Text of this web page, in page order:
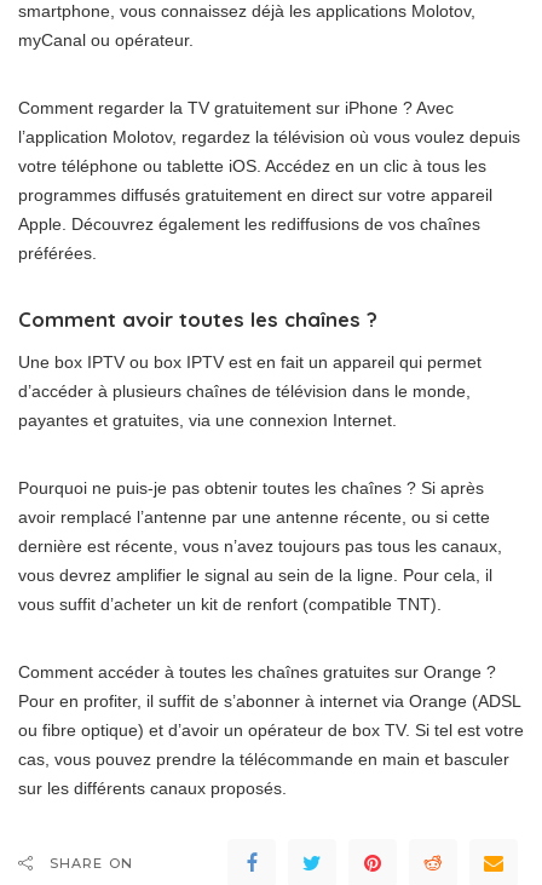
smartphone, vous connaissez déjà les applications Molotov,
myCanal ou opérateur.
Comment regarder la TV gratuitement sur iPhone ? Avec
l’application Molotov, regardez la télévision où vous voulez depuis
votre téléphone ou tablette iOS. Accédez en un clic à tous les
programmes diffusés gratuitement en direct sur votre appareil
Apple. Découvrez également les rediffusions de vos chaînes
préférées.
Comment avoir toutes les chaînes ?
Une box IPTV ou box IPTV est en fait un appareil qui permet
d’accéder à plusieurs chaînes de télévision dans le monde,
payantes et gratuites, via une connexion Internet.
Pourquoi ne puis-je pas obtenir toutes les chaînes ? Si après
avoir remplacé l’antenne par une antenne récente, ou si cette
dernière est récente, vous n’avez toujours pas tous les canaux,
vous devrez amplifier le signal au sein de la ligne. Pour cela, il
vous suffit d’acheter un kit de renfort (compatible TNT).
Comment accéder à toutes les chaînes gratuites sur Orange ?
Pour en profiter, il suffit de s’abonner à internet via Orange (ADSL
ou fibre optique) et d’avoir un opérateur de box TV. Si tel est votre
cas, vous pouvez prendre la télécommande en main et basculer
sur les différents canaux proposés.
SHARE ON